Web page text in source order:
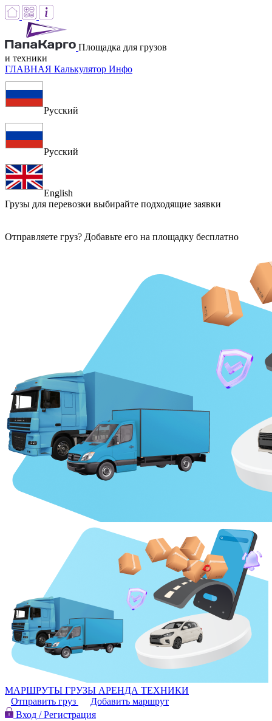
Площадка для грузов
и техники
ГЛАВНАЯ Калькулятор Инфо
Русский
Русский
English
Грузы для перевозки выбирайте подходящие заявки
Отправляете груз? Добавьте его на площадку бесплатно
МАРШРУТЫ ГРУЗЫ АРЕНДА ТЕХНИКИ
Отправить груз
Добавить маршрут
Вход / Регистрация